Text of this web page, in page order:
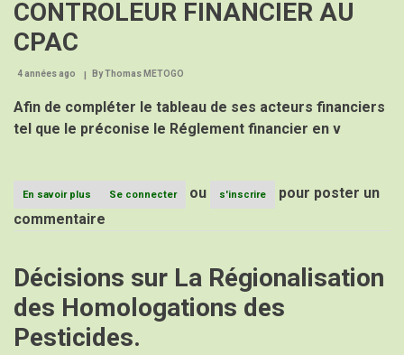
CONTROLEUR FINANCIER AU
CPAC
4 années ago ByThomas METOGO
Afin de compléter le tableau de ses acteurs financiers
tel que Ie préconise Ie Réglement financier en v
En savoir plus
AVIS
D’APPEL
DE
CANDIDATUTRES
POUR
LE
RECRUTEMENT
D’UN
Se connecter ou s'inscrire
pour poster un
commentaire
Décisions sur La Régionalisation
des Homologations des
Pesticides.